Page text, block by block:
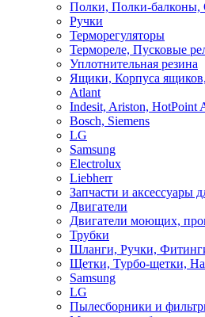
Полки, Полки-балконы,
Ручки
Терморегуляторы
Термореле, Пусковые
Уплотнительная резина
Ящики, Корпуса
Atlant
Indesit, Ariston, HotPoint
Bosch, Siemens
LG
Samsung
Electrolux
Liebherr
Запчасти и аксессуары
Двигатели
Двигатели моющих,
Трубки
Шланги, Ручки,
Щетки, Турбо-щетки,
Samsung
LG
Пылесборники и